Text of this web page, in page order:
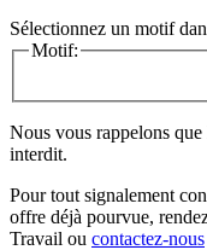
Sélectionnez un motif
Motif:
Nous vous rappelons
interdit.
Pour tout signalement
offre déjà pourvue,
Travail ou contactez-nous